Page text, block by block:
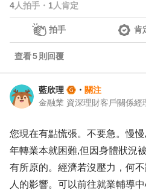
4人拍手 ・ 1 人肯定
拍手 肯
查看5則回覆
藍欣理 ・ 關注
金融業 資深理財客戶關係經
您現在有點慌張。不要急。慢
年轉業本就困難,但因身體狀況
有所原的。經濟若沒壓力，何
人的影響。可以前往就業輔導